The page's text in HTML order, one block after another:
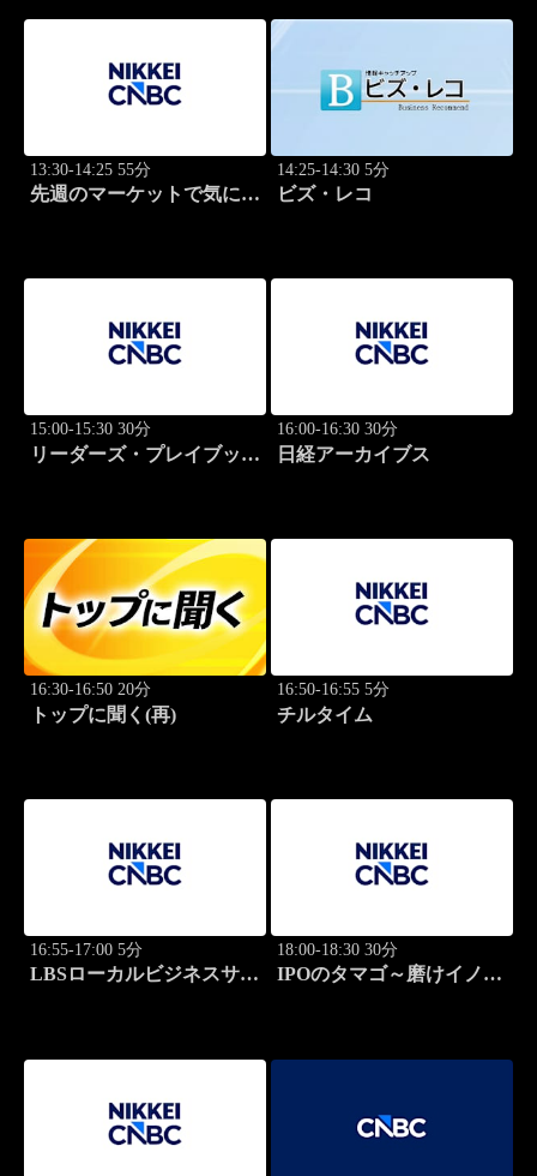
13:30-14:25 55分
先週のマーケットで気にな
14:25-14:30 5分
ビズ・レコ
15:00-15:30 30分
リーダーズ・プレイブック
16:00-16:30 30分
日経アーカイブス
16:30-16:50 20分
トップに聞く(再)
16:50-16:55 5分
チルタイム
16:55-17:00 5分
LBSローカルビジネスサテ
18:00-18:30 30分
IPOのタマゴ～磨けイノベ